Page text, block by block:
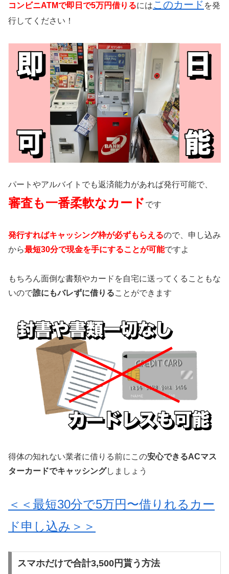
コンビニATMで即日で5万円借りるにはこのカード を発
行してください！
パートやアルバイトでも返済能力があれば発行可能で、
審査も一番柔軟なカード です
発行すればキャッシング枠が必ずもらえるので、申し込み
から最短30分で現金を手にすることが可能ですよ
もちろん面倒な書類やカードを自宅に送ってくることもな
いので誰にもバレずに借りることができます
得体の知れない業者に借りる前にこの安心できるACマス
ターカードでキャッシングしましょう
＜＜最短30分で5万円〜借りれるカー
ド申し込み＞＞
スマホだけで合計3,500円貰う方法